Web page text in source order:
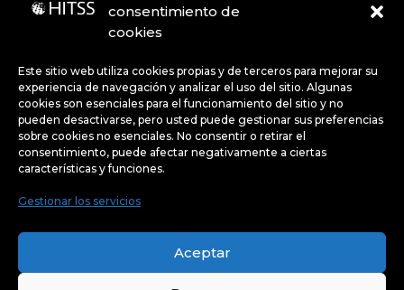
consentimiento de
cookies
Este sitio web utiliza cookies propias y de terceros para mejorar su
experiencia de navegación y analizar el uso del sitio. Algunas
cookies son esenciales para el funcionamiento del sitio y no
pueden desactivarse, pero usted puede gestionar sus preferencias
sobre cookies no esenciales. No consentir o retirar el
consentimiento, puede afectar negativamente a ciertas
características y funciones.
Gestionar los servicios
Aceptar
Código de Ética
Avisos de privacidad
Políticas
Uso de Cookies:Este sitio web utiliza cookies propias y
analizar el uso del sitio. Algunas cookies son esenciales